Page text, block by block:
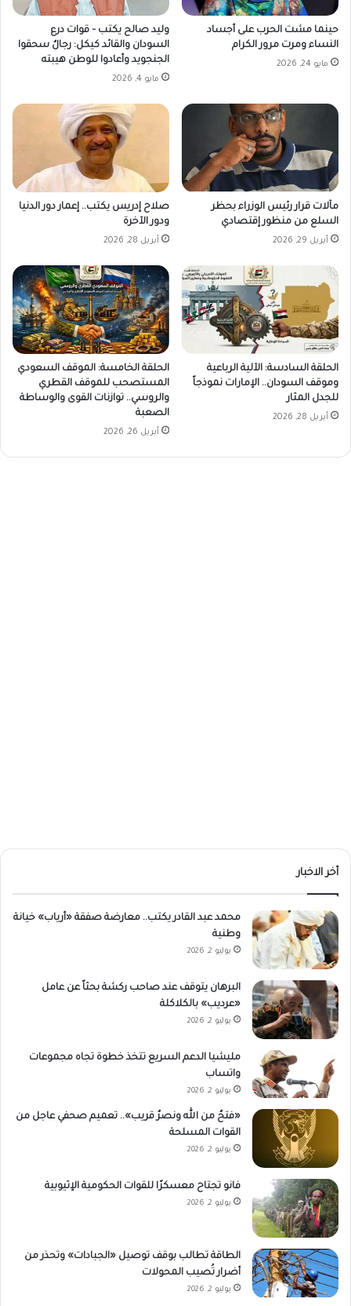
حينما مشت الحرب على أجساد
النساء ومرت مرور الكرام
مايو 24, 2026
وليد صالح يكتب – قوات درع
السودان والقائد كيكل: رجالٌ سحقوا
الجنجويد وأعادوا للوطن هيبته
مايو 4, 2026
مآلات قرار رئيس الوزراء بحظر
السلع من منظور إقتصادي
أبريل 29, 2026
صلاح إدريس يكتب.. إعمار دور الدنيا
ودور الآخرة
أبريل 28, 2026
الحلقة السادسة: الآلية الرباعية
وموقف السودان.. الإمارات نموذجاً
للجدل المثار
أبريل 28, 2026
الحلقة الخامسة: الموقف السعودي
المستصحب للموقف القطري
والروسي.. توازنات القوى والوساطة
الصعبة
أبريل 26, 2026
أخر الاخبار
محمد عبد القادر يكتب.. معارضة صفقة «أرياب» خيانة
وطنية
يوليو 2, 2026
البرهان يتوقف عند صاحب ركشة بحثاً عن عامل
«عرديب» بالكلاكلة
يوليو 2, 2026
مليشيا الدعم السريع تتخذ خطوة تجاه مجموعات
واتساب
يوليو 2, 2026
«فتحٌ من الله ونصرٌ قريب».. تعميم صحفي عاجل من
القوات المسلحة
يوليو 2, 2026
فانو تجتاح معسكرًا للقوات الحكومية الإثيوبية
يوليو 2, 2026
الطاقة تطالب بوقف توصيل «الجبادات» وتحذر من
أضرار تُصيب المحولات
يوليو 2, 2026